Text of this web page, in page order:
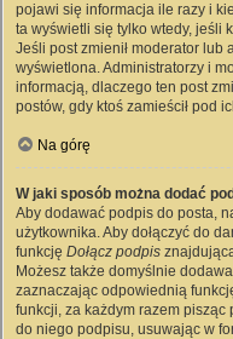
pojawi się informacja ile razy i
ta wyświetli się tylko wtedy, jeśli
Jeśli post zmienił moderator lub
wyświetlona. Administratorzy i
informacją, dlaczego ten post
postów, gdy ktoś zamieścił pod
Na górę
W jaki sposób można dodać
Aby dodawać podpis do posta,
użytkownika. Aby dołączyć do
funkcję Dołącz podpis
Możesz także domyślnie
zaznaczając odpowiednią
funkcji, za każdym razem
do niego podpisu, usuwając w